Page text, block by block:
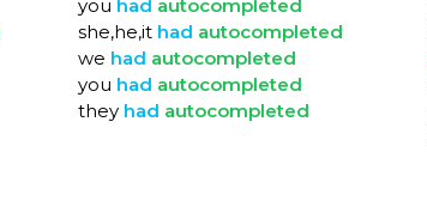
you had autocompleted
she,he,it had autocompleted
we had autocompleted
you had autocompleted
they had autocompleted